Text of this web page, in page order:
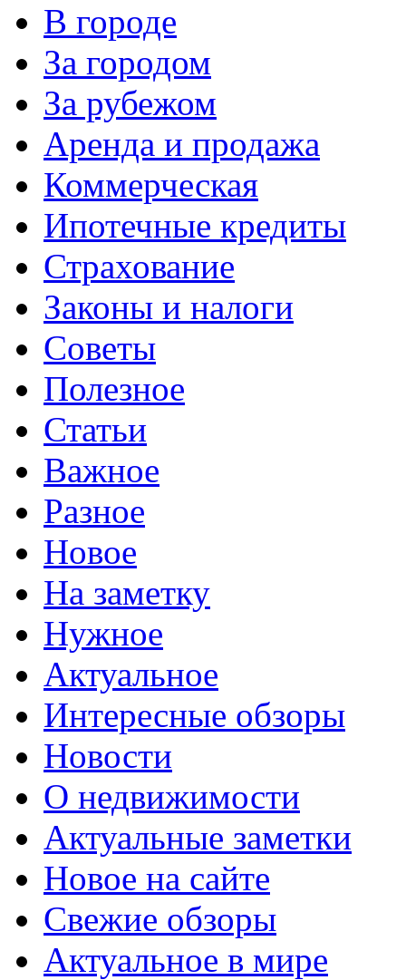
В городе
За городом
За рубежом
Аренда и продажа
Коммерческая
Ипотечные кредиты
Страхование
Законы и налоги
Советы
Полезное
Статьи
Важное
Разное
Новое
На заметку
Нужное
Актуальное
Интересные обзоры
Новости
О недвижимости
Актуальные заметки
Новое на сайте
Свежие обзоры
Актуальное в мире